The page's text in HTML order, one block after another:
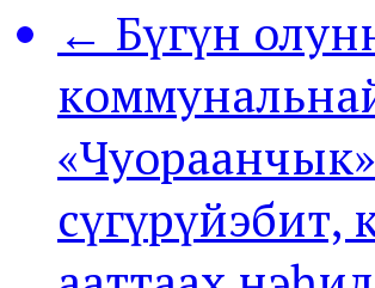
← Бүгүн